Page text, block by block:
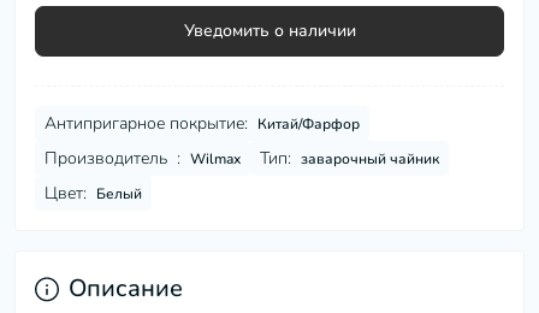
Уведомить о наличии
Антипригарное покрытие: Китай/Фарфор
Производитель : Wilmax Тип: заварочный чайник
Цвет: Белый
Описание